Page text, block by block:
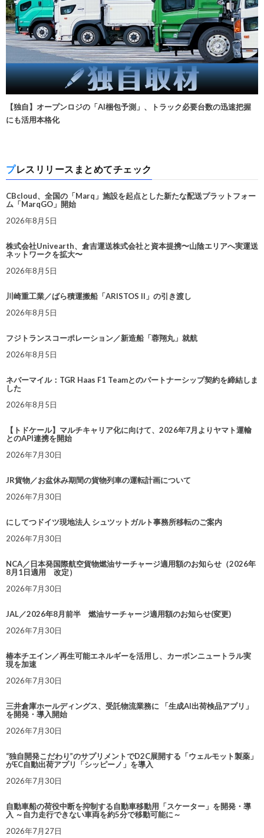
【独自】オープンロジの「AI梱包予測」、トラック必要台数の迅速把握
にも活用本格化
プレスリリースまとめてチェック
CBcloud、全国の「Marq」施設を起点とした新たな配送プラットフォー
ム「MarqGO」開始
2026年8月5日
株式会社Univearth、倉吉運送株式会社と資本提携〜山陰エリアへ実運送
ネットワークを拡大〜
2026年8月5日
川崎重工業／ばら積運搬船「ARISTOS II」の引き渡し
2026年8月5日
フジトランスコーポレーション／新造船「蓉翔丸」就航
2026年8月5日
ネバーマイル：TGR Haas F1 Teamとのパートナーシップ契約を締結しま
した
2026年8月5日
【トドケール】マルチキャリア化に向けて、2026年7月よりヤマト運輸
とのAPI連携を開始
2026年7月30日
JR貨物／お盆休み期間の貨物列車の運転計画について
2026年7月30日
にしてつドイツ現地法人 シュツットガルト事務所移転のご案内
2026年7月30日
NCA／日本発国際航空貨物燃油サーチャージ適用額のお知らせ（2026年
8月1日適用 改定）
2026年7月30日
JAL／2026年8月前半 燃油サーチャージ適用額のお知らせ(変更)
2026年7月30日
椿本チエイン／再生可能エネルギーを活用し、カーボンニュートラル実
現を加速
2026年7月30日
三井倉庫ホールディングス、受託物流業務に 「生成AI出荷検品アプリ」
を開発・導入開始
2026年7月30日
“独自開発こだわり”のサプリメントでD2C展開する「ウェルモット製薬」
がEC自動出荷アプリ「シッピーノ」を導入
2026年7月30日
自動車船の荷役中断を抑制する自動車移動用「スケーター」を開発・導
入 ～自力走行できない車両を約5分で移動可能に～
2026年7月27日